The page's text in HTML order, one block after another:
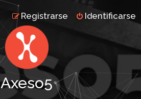
Identificarse
Registrarse
Axeso5